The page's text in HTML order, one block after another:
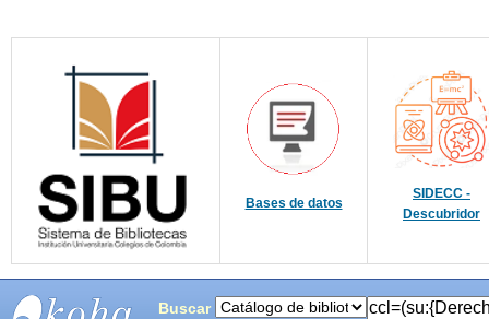
Bases de datos
SIDECC -
Descubridor
Buscar